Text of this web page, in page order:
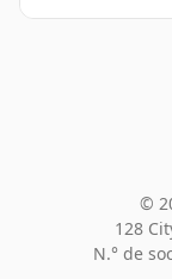
©
128
N.° de